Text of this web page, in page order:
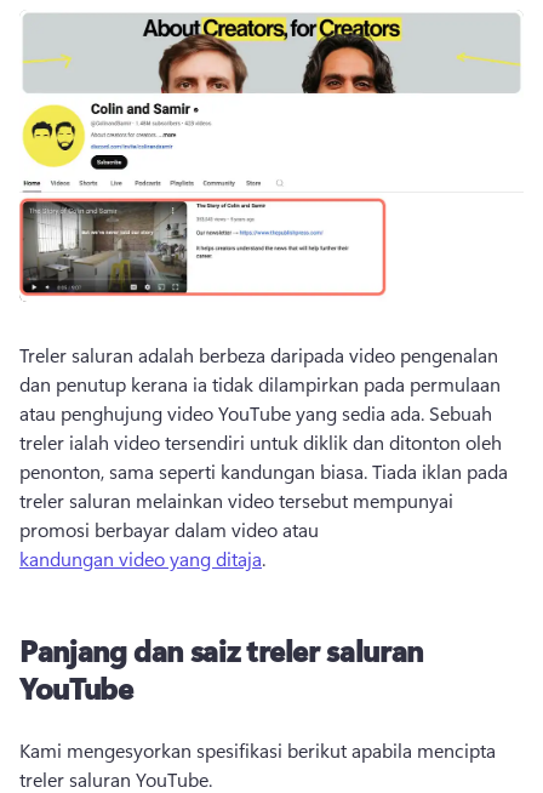
Treler saluran adalah berbeza daripada video pengenalan
dan penutup kerana ia tidak dilampirkan pada permulaan
atau penghujung video YouTube yang sedia ada. Sebuah
treler ialah video tersendiri untuk diklik dan ditonton oleh
penonton, sama seperti kandungan biasa. Tiada iklan pada
treler saluran melainkan video tersebut mempunyai
promosi berbayar dalam video atau
kandungan video yang ditaja.
Panjang dan saiz treler saluran
YouTube
Kami mengesyorkan spesifikasi berikut apabila mencipta
treler saluran YouTube.